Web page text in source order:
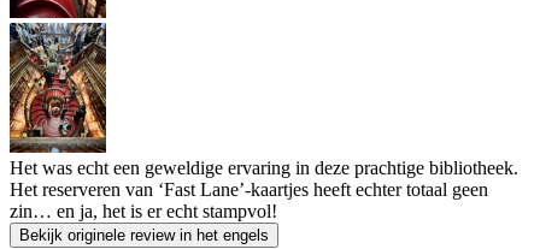
Het was echt een geweldige ervaring in deze prachtige bibliotheek.
Het reserveren van ‘Fast Lane’-kaartjes heeft echter totaal geen
zin… en ja, het is er echt stampvol!
Bekijk originele review in het engels